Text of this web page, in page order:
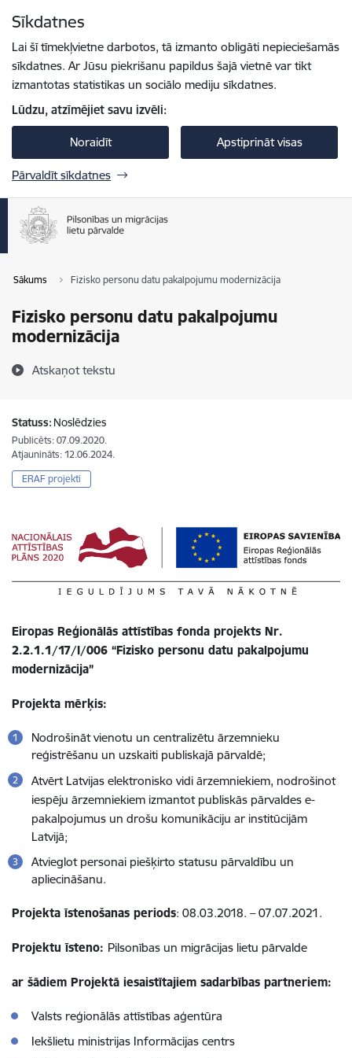
Sīkdatnes
Lai šī tīmekļvietne darbotos, tā izmanto obligāti nepieciešamās
sīkdatnes. Ar Jūsu piekrišanu papildus šajā vietnē var tikt
izmantotas statistikas un sociālo mediju sīkdatnes.
Lūdzu, atzīmējiet savu izvēli:
Noraidīt Apstiprināt visas
Pārvaldīt sīkdatnes
Sākums Fizisko personu datu pakalpojumu modernizācija
Fizisko personu datu pakalpojumu
modernizācija
Atskaņot tekstu
Statuss: Noslēdzies
Publicēts: 07.09.2020.
Atjaunināts: 12.06.2024.
ERAF projekti
Eiropas Reģionālās attīstības fonda projekts Nr.
2.2.1.1/17/I/006 “Fizisko personu datu pakalpojumu
modernizācija”
Projekta mērķis:
Nodrošināt vienotu un centralizētu ārzemnieku
reģistrēšanu un uzskaiti publiskajā pārvaldē;
Atvērt Latvijas elektronisko vidi ārzemniekiem, nodrošinot
iespēju ārzemniekiem izmantot publiskās pārvaldes e-
pakalpojumus un drošu komunikāciju ar institūcijām
Latvijā;
Atvieglot personai piešķirto statusu pārvaldību un
apliecināšanu.
Projekta īstenošanas periods: 08.03.2018. – 07.07.2021.
Projektu īsteno: Pilsonības un migrācijas lietu pārvalde
ar šādiem Projektā iesaistītajiem sadarbības partneriem:
Valsts reģionālās attīstības aģentūra
Iekšlietu ministrijas Informācijas centrs